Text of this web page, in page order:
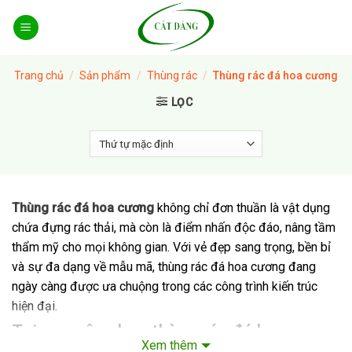
Trang chủ / Sản phẩm / Thùng rác / Thùng rác đá hoa cương
LỌC
Thùng rác đá hoa cương không chỉ đơn thuần là vật dụng
chứa đựng rác thải, mà còn là điểm nhấn độc đáo, nâng tầm
thẩm mỹ cho mọi không gian. Với vẻ đẹp sang trọng, bền bỉ
và sự đa dạng về mẫu mã, thùng rác đá hoa cương đang
ngày càng được ưa chuộng trong các công trình kiến trúc
hiện đại.
Tại sao nên chọn thùng rác đá hoa
Xem thêm